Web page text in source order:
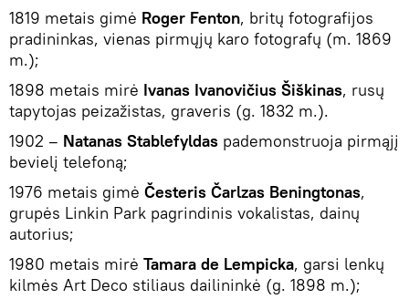
1819 metais gimė Roger Fenton, britų fotografijos
pradininkas, vienas pirmųjų karo fotografų (m. 1869
m.);
1898 metais mirė Ivanas Ivanovičius Šiškinas, rusų
tapytojas peizažistas, graveris (g. 1832 m.).
1902 – Natanas Stablefyldas pademonstruoja pirmąjį
bevielį telefoną;
1976 metais gimė Česteris Čarlzas Beningtonas,
grupės Linkin Park pagrindinis vokalistas, dainų
autorius;
1980 metais mirė Tamara de Lempicka, garsi lenkų
kilmės Art Deco stiliaus dailininkė (g. 1898 m.);